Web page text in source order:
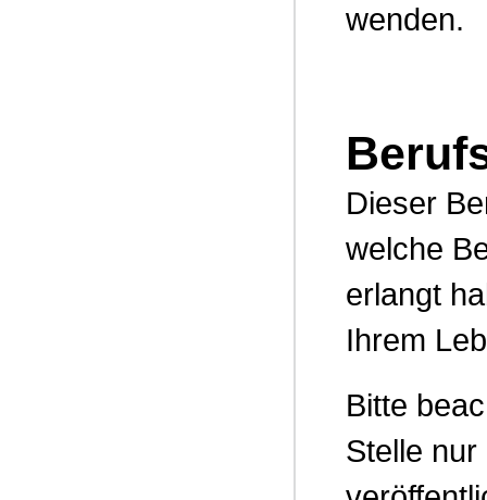
wenden.
Dieser
welche
erlangt
Ihrem
Bitte
Stelle